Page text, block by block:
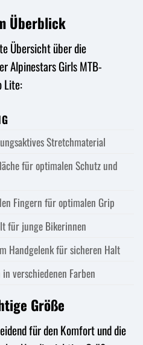
Überblick
Übersicht über die
Alpinestars Girls MTB-
Lite:
Stretchmaterial
für optimalen Schutz und
Fingern für optimalen Grip
für junge Bikerinnen
Handgelenk für sicheren Halt
verschiedenen Farben
Größe
für den Komfort und die